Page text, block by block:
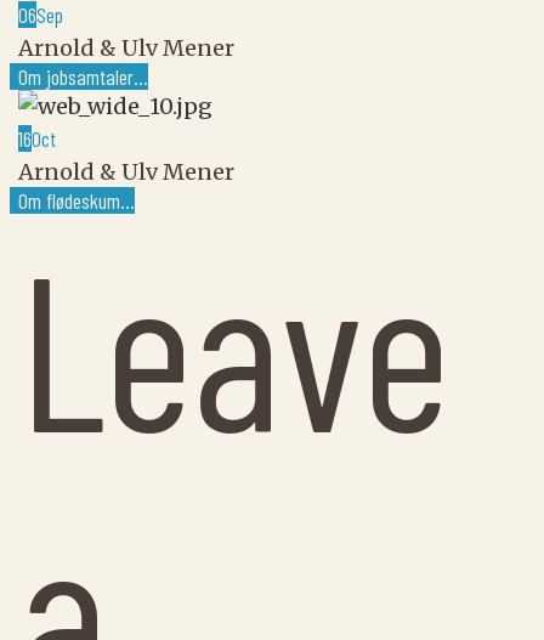
06Sep
Arnold & Ulv Mener
Om jobsamtaler…
16Oct
Arnold & Ulv Mener
Om flødeskum…
Leave